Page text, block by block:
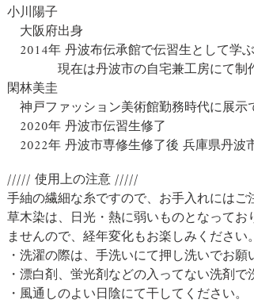
小川陽子
大阪府出身
2014年 丹波布伝承館で伝習生として学ぶ
現在は丹波市の自宅兼工房にて制作
閑林美圭
神戸ファッション美術館勤務時代に展示
2020年 丹波市伝習生修了
2022年 丹波市専修生修了後 兵庫県丹波
///// 使用上の注意/////
手紬の繊細な糸ですので、お手入れにはご
草木染は、日光・熱に弱いものとなって
ませんので、経年変化もお楽しみください。
・洗濯の際は、手洗いにて押し洗いでお願
・漂白剤、蛍光剤などの入ってない洗剤で
・風通しのよい日陰にて干してください。